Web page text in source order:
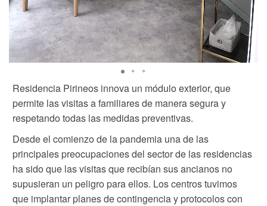
Residencia Pirineos innova un módulo exterior, que
permite las visitas a familiares de manera segura y
respetando todas las medidas preventivas.
Desde el comienzo de la pandemia una de las
principales preocupaciones del sector de las residencias
ha sido que las visitas que recibían sus ancianos no
supusieran un peligro para ellos. Los centros tuvimos
que implantar planes de contingencia y protocolos con